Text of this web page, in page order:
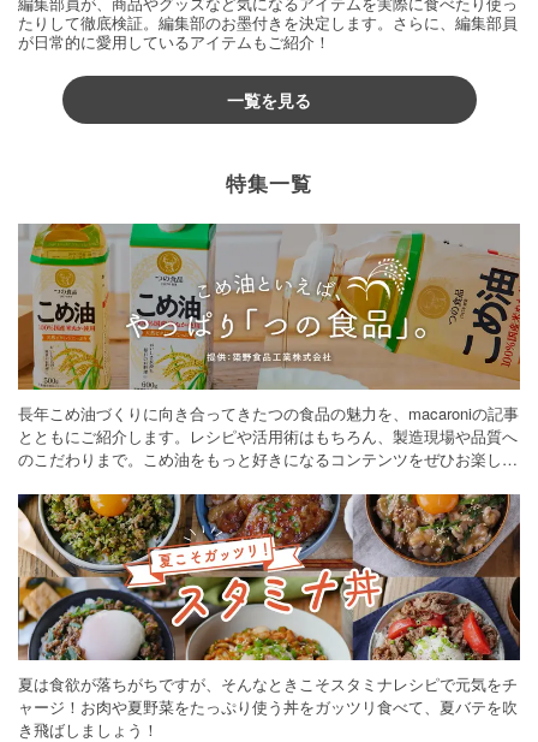
たりして徹底検証。編集部のお墨付きを決定します。さらに、編集部員
が日常的に愛用しているアイテムもご紹介！
一覧を見る
特集一覧
長年こめ油づくりに向き合ってきたつの食品の魅力を、macaroniの記事
とともにご紹介します。レシピや活用術はもちろん、製造現場や品質へ
のこだわりまで。こめ油をもっと好きになるコンテンツをぜひお楽しみ
夏は食欲が落ちがちですが、そんなときこそスタミナレシピで元気をチ
ャージ！お肉や夏野菜をたっぷり使う丼をガッツリ食べて、夏バテを吹
き飛ばしましょう！